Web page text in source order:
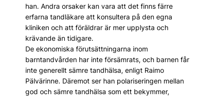
han. Andra orsaker kan vara att det finns färre
erfarna tandläkare att konsultera på den egna
kliniken och att föräldrar är mer upplysta och
krävande än tidigare.
De ekonomiska förutsättningarna inom
barntandvården har inte försämrats, och barnen får
inte generellt sämre tandhälsa, enligt Raimo
Pälvärinne. Däremot ser han polariseringen mellan
god och sämre tandhälsa som ett bekymmer,